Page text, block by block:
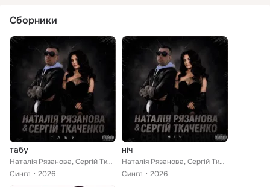
Сборники
табу
Наталія Рязанова, Cергій Ткаченко
Сингл
2026
ніч
Наталія Рязанова, Cергій Ткаченко
Сингл
2026